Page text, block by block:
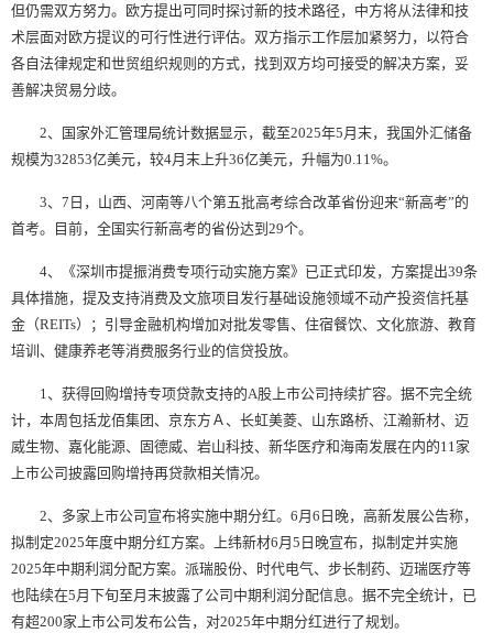
但仍需双方努力。欧方提出可同时探讨新的技术路径，中方将从法律和技
术层面对欧方提议的可行性进行评估。双方指示工作层加紧努力，以符合
各自法律规定和世贸组织规则的方式，找到双方均可接受的解决方案，妥
善解决贸易分歧。
2、国家外汇管理局统计数据显示，截至2025年5月末，我国外汇储备
规模为32853亿美元，较4月末上升36亿美元，升幅为0.11%。
3、7日，山西、河南等八个第五批高考综合改革省份迎来“新高考”的
首考。目前，全国实行新高考的省份达到29个。
4、《深圳市提振消费专项行动实施方案》已正式印发，方案提出39条
具体措施，提及支持消费及文旅项目发行基础设施领域不动产投资信托基
金（REITs）；引导金融机构增加对批发零售、住宿餐饮、文化旅游、教育
培训、健康养老等消费服务行业的信贷投放。
1、获得回购增持专项贷款支持的A股上市公司持续扩容。据不完全统
计，本周包括龙佰集团、京东方Ａ、长虹美菱、山东路桥、江瀚新材、迈
威生物、嘉化能源、固德威、岩山科技、新华医疗和海南发展在内的11家
上市公司披露回购增持再贷款相关情况。
2、多家上市公司宣布将实施中期分红。6月6日晚，高新发展公告称，
拟制定2025年度中期分红方案。上纬新材6月5日晚宣布，拟制定并实施
2025年中期利润分配方案。派瑞股份、时代电气、步长制药、迈瑞医疗等
也陆续在5月下旬至月末披露了公司中期利润分配信息。据不完全统计，已
有超200家上市公司发布公告，对2025年中期分红进行了规划。